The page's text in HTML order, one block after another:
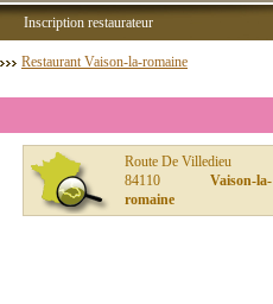
Inscription restaurateur
Restaurant Vaison-la-romaine
Route De Villedieu
84110Vaison-la-
romaine